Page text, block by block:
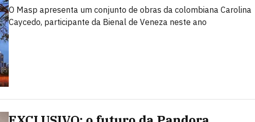
O Masp apresenta um conjunto de obras da colombiana Carolina
Caycedo, participante da Bienal de Veneza neste ano